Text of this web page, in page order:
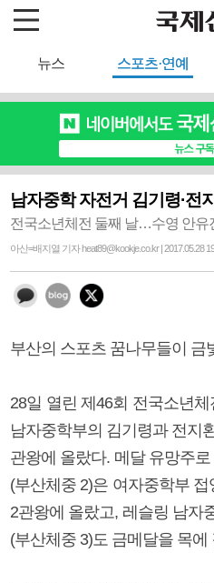
뉴스 스포츠·연예
남자중학 자전거 김기령·전
전국소년체전 둘째 날…수영 안유
아산=배지열 기자 heat89@kookje.co.kr | 2017.05.28
부산의 스포츠 꿈나무들이 금
28일 열린 제46회 전국소년
남자중학부의 김기령과 전지
관왕에 올랐다. 메달 유망주
(부산체중 2)은 여자중학부
2관왕에 올랐고, 레슬링 남자
(부산체중 3)도 금메달을 목에